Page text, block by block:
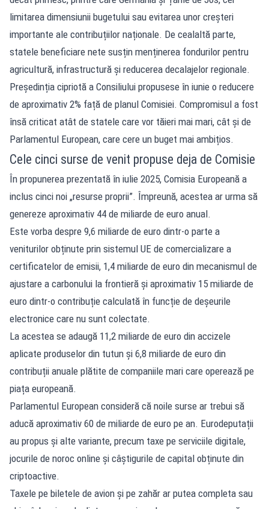
limitarea dimensiunii bugetului sau evitarea unor creșteri
importante ale contribuțiilor naționale. De cealaltă parte,
statele beneficiare nete susțin menținerea fondurilor pentru
agricultură, infrastructură și reducerea decalajelor regionale.
Președinția cipriotă a Consiliului propusese în iunie o reducere
de aproximativ 2% față de planul Comisiei. Compromisul a fost
însă criticat atât de statele care vor tăieri mai mari, cât și de
Parlamentul European, care cere un buget mai ambițios.
Cele cinci surse de venit propuse deja de Comisie
În propunerea prezentată în iulie 2025, Comisia Europeană a
inclus cinci noi „resurse proprii”. Împreună, acestea ar urma să
genereze aproximativ 44 de miliarde de euro anual.
Este vorba despre 9,6 miliarde de euro dintr-o parte a
veniturilor obținute prin sistemul UE de comercializare a
certificatelor de emisii, 1,4 miliarde de euro din mecanismul de
ajustare a carbonului la frontieră și aproximativ 15 miliarde de
euro dintr-o contribuție calculată în funcție de deșeurile
electronice care nu sunt colectate.
La acestea se adaugă 11,2 miliarde de euro din accizele
aplicate produselor din tutun și 6,8 miliarde de euro din
contribuții anuale plătite de companiile mari care operează pe
piața europeană.
Parlamentul European consideră că noile surse ar trebui să
aducă aproximativ 60 de miliarde de euro pe an. Eurodeputații
au propus și alte variante, precum taxe pe serviciile digitale,
jocurile de noroc online și câștigurile de capital obținute din
criptoactive.
Taxele pe biletele de avion și pe zahăr ar putea completa sau